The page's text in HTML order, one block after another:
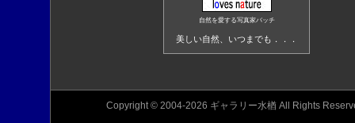
自然を愛する写真家バッチ
美しい自然、いつまでも．．．
Copyright © 2004-2026 ギャラリー水楢 All Rights